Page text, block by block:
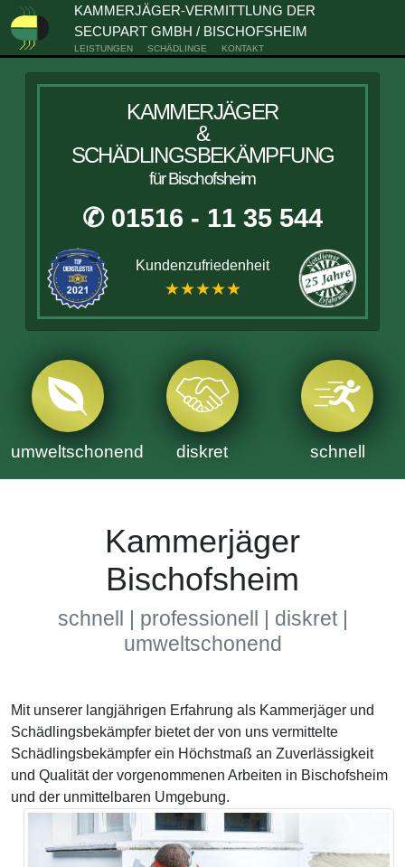
KAMMERJÄGER-VERMITTLUNG DER
SECUPART GMBH / BISCHOFSHEIM
LEISTUNGEN SCHÄDLINGE KONTAKT
KAMMERJÄGER
&
SCHÄDLINGSBEKÄMPFUNG
für Bischofsheim
✆ 01516 - 11 35 544
Kundenzufriedenheit
★★★★★
umweltschonend diskret schnell
Kammerjäger
Bischofsheim
schnell | professionell | diskret |
umweltschonend
Mit unserer langjährigen Erfahrung als Kammerjäger und
Schädlingsbekämpfer bietet der von uns vermittelte
Schädlingsbekämpfer ein Höchstmaß an Zuverlässigkeit
und Qualität der vorgenommenen Arbeiten in Bischofsheim
und der unmittelbaren Umgebung.